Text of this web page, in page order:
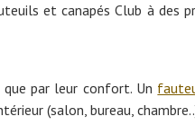
et canapés Club à des
par leur confort. Un
(salon, bureau,